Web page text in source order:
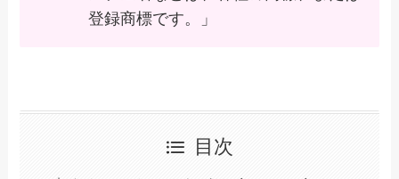
登録商標です。」
目次